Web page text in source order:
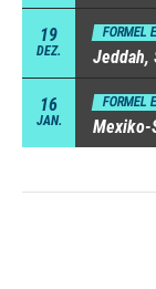
19
DEZ.
FORMEL
Jeddah,
16
JAN.
FORMEL
Mexiko-